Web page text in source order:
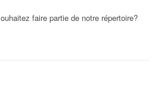
faire partie de notre répertoire?